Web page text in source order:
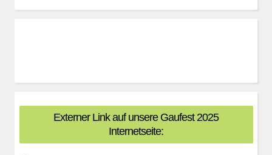
Externer Link auf unsere Gaufest 2025
Internetseite: